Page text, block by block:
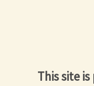
This site